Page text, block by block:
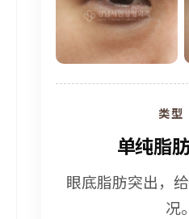
类型
单纯脂
眼底脂肪突出，
况。